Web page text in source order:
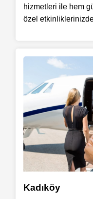
hizmetleri ile hem
özel etkinliklerinizde
Kadıköy